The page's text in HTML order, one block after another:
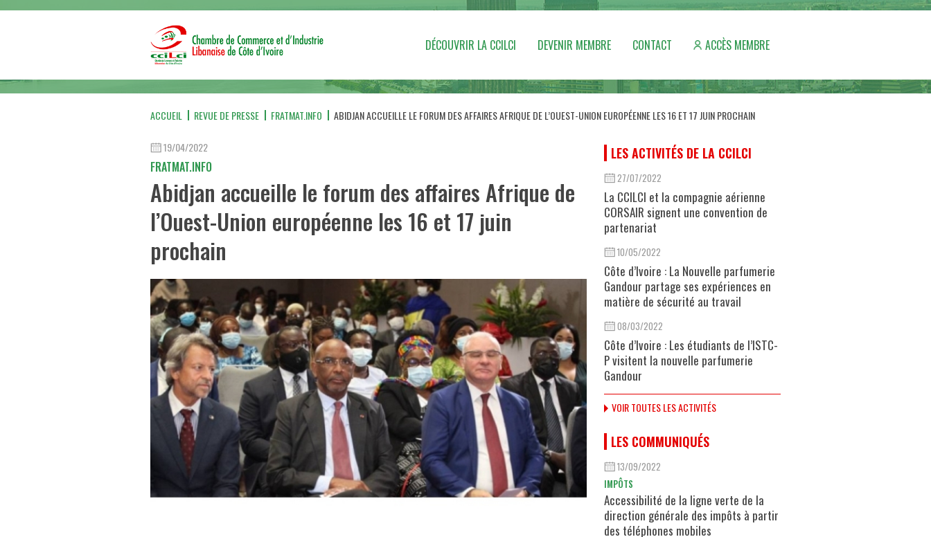
DÉCOUVRIR LA CCILCI DEVENIR MEMBRE CONTACT ACCÈS MEMBRE
ACCUEIL REVUE DE PRESSE FRATMAT.INFO ABIDJAN ACCUEILLE LE FORUM DES AFFAIRES AFRIQUE DE L’OUEST-UNION EUROPÉENNE LES 16 ET 17 JUIN PROCHAIN
19/04/2022
FRATMAT.INFO
Abidjan accueille le forum des affaires Afrique de
l’Ouest-Union européenne les 16 et 17 juin
prochain
LES ACTIVITÉS DE LA CCILCI
27/07/2022
La CCILCI et la compagnie aérienne
CORSAIR signent une convention de
partenariat
10/05/2022
Côte d’Ivoire : La Nouvelle parfumerie
Gandour partage ses expériences en
matière de sécurité au travail
08/03/2022
Côte d’Ivoire : Les étudiants de l’ISTC-
P visitent la nouvelle parfumerie
Gandour
VOIR TOUTES LES ACTIVITÉS
LES COMMUNIQUÉS
13/09/2022
IMPÔTS
Accessibilité de la ligne verte de la
direction générale des impôts à partir
des téléphones mobiles